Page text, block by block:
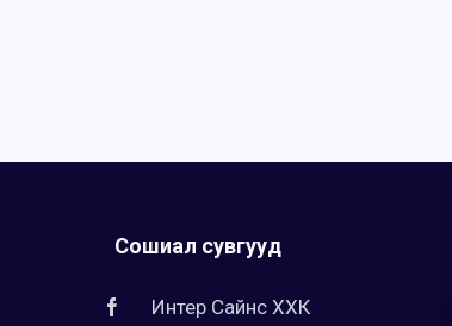
Сошиал сувгууд
Интер Сайнс ХХК